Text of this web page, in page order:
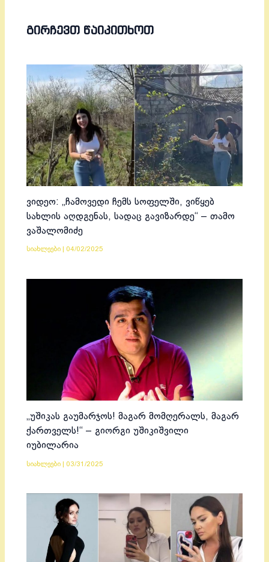
ᲒᲘᲠᲩᲔᲕᲗ ᲬᲐᲘᲙᲘᲗᲮᲝᲗ
ვიდეო: „ჩამოვედი ჩემს სოფელში, ვიწყებ
სახლის აღდგენას, სადაც გავიზარდე“ – თამო
ვაშალომიძე
სიახლეები 04/02/2025
„უშიკას გაუმარჯოს! მაგარ მომღერალს, მაგარ
ქართველს!“ – გიორგი უშიკიშვილი
იუბილარია
სიახლეები 03/31/2025